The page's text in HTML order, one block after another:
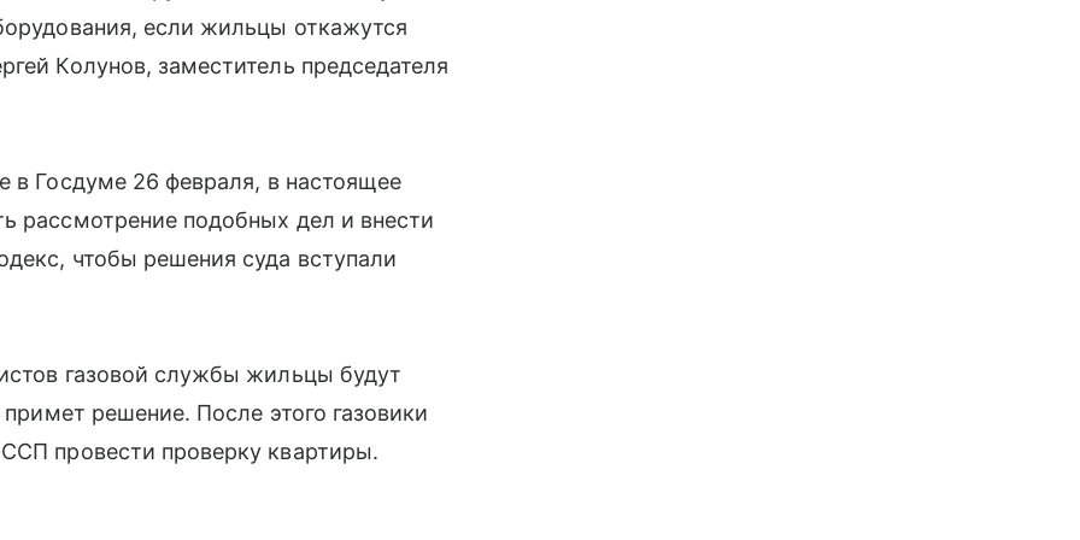
если жильцы откажутся
Колунов, заместитель председателя
в Госдуме 26 февраля, в настоящее
рассмотрение подобных дел и внести
чтобы решения суда вступали
газовой службы жильцы будут
решение. После этого газовики
провести проверку квартиры.